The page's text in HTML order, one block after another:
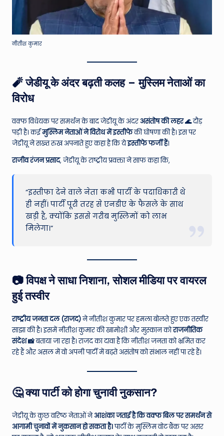
नीतीश कुमार
🧨 जेडीयू के अंदर बढ़ती कलह – मुस्लिम नेताओं का
विरोध
वक्फ विधेयक पर समर्थन के बाद जेडीयू के अंदरअसंतोष की लहर 🌊दौड़
पड़ी है। कईमुस्लिम नेताओं ने विरोध में इस्तीफेकी घोषणा की है। इस पर
जेडीयू ने सख्त रुख अपनाते हुए कहा है कि येइस्तीफे फर्जी हैं।
राजीव रंजन प्रसाद, जेडीयू के राष्ट्रीय प्रवक्ता ने साफ कहा कि,
“इस्तीफा देने वाले नेता कभी पार्टी के पदाधिकारी थे
ही नहीं। पार्टी पूरी तरह से एनडीए के फैसले के साथ
खड़ी है, क्योंकि इससे गरीब मुस्लिमों को लाभ
मिलेगा।”
📷 विपक्ष ने साधा निशाना, सोशल मीडिया पर वायरल
हुई तस्वीर
राष्ट्रीय जनता दल (राजद)ने नीतीश कुमार पर हमला बोलते हुए एक तस्वीर
साझा की है। इसमें नीतीश कुमार की खामोशी और मुस्कान कोराजनीतिक
संदेश 📸बताया जा रहा है। राजद का दावा है कि नीतीश जनता को भ्रमित कर
रहे हैं और असल में वो अपनी पार्टी में बढ़ते असंतोष को संभाल नहीं पा रहे हैं।
🤔 क्या पार्टी को होगा चुनावी नुकसान?
जेडीयू के कुछ वरिष्ठ नेताओं नेआशंका जताई है कि वक्फ बिल पर समर्थन से
आगामी चुनावों में नुकसान हो सकता है।पार्टी के मुस्लिम वोट बैंक पर असर